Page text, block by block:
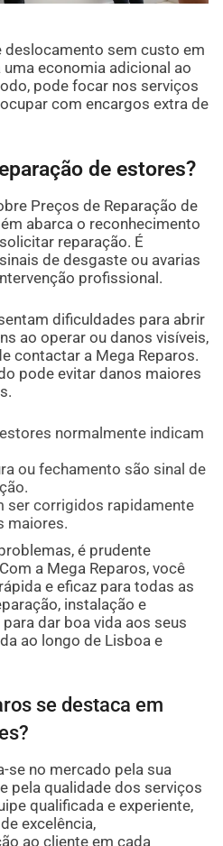
deslocamento sem custo em
economia adicional ao
pode focar nos serviços
com encargos extra de
de estores?
Preços de Reparação de
abarca o reconhecimento
reparação. É
de desgaste ou avarias
profissional.
dificuldades para abrir
ao operar ou danos visíveis,
contactar a Mega Reparos.
pode evitar danos maiores
normalmente indicam
ou fechamento são sinal de
ser corrigidos rapidamente
maiores.
é prudente
a Mega Reparos, você
e eficaz para todas as
instalação e
dar boa vida aos seus
ao longo de Lisboa e
se destaca em
se no mercado pela sua
pela qualidade dos serviços
qualificada e experiente,
excelência,
ao cliente em cada